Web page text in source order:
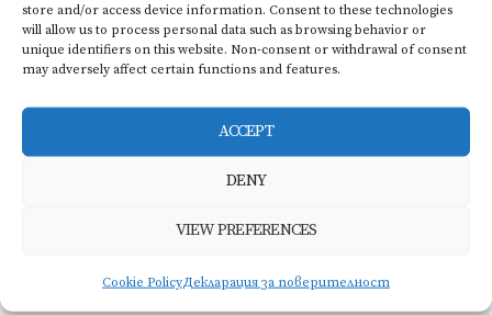
store and/or access device information. Consent to these technologies
will allow us to process personal data such as browsing behavior or
unique identifiers on this website. Non-consent or withdrawal of consent
may adversely affect certain functions and features.
ACCEPT
DENY
VIEW PREFERENCES
Cookie PolicyДекларация за поверителност
Телевизор с
плосък екран
Сешоар
BOOK NOW